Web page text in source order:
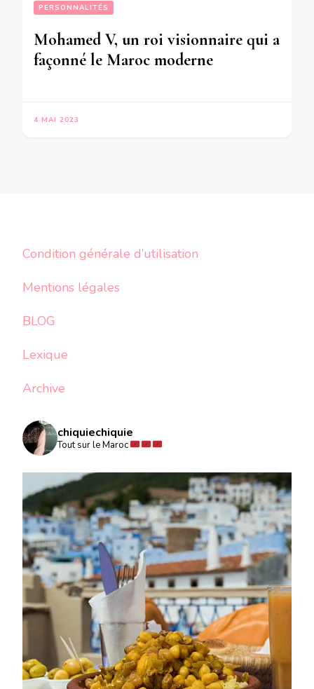
PERSONNALITÉS
Mohamed V, un roi visionnaire qui a
façonné le Maroc moderne
4 MAI 2023
Condition générale d’utilisation
Mentions légales
BLOG
Lexique
Archive
chiquiechiquie
Tout sur le Maroc